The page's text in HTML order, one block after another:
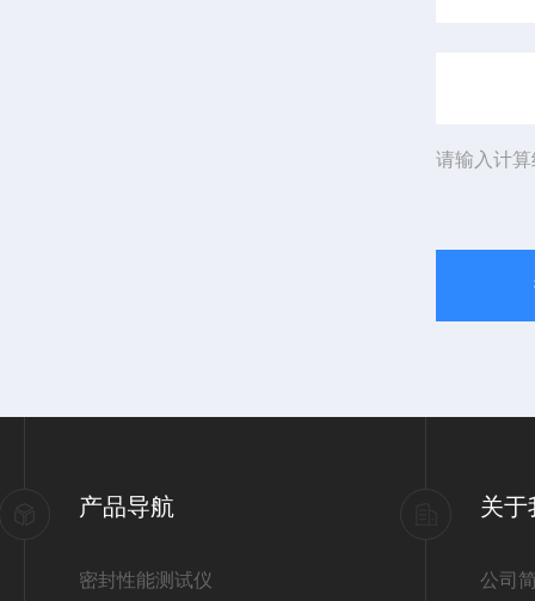
请输入计
产品导航
密封性能测试仪
关于
公司